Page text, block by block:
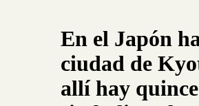
En el Japón
ciudad de
allí hay